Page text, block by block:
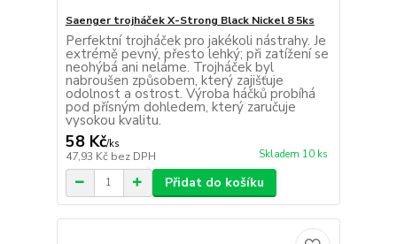
Saenger trojháček X-Strong Black Nickel 8 5ks
Perfektní trojháček pro jakékoli nástrahy. Je
extrémě pevný, přesto lehký; při zatížení se
neohýbá ani neláme. Trojháček byl
nabroušen způsobem, který zajišťuje
odolnost a ostrost. Výroba háčků probíhá
pod přísným dohledem, který zaručuje
vysokou kvalitu.
58 Kč/ks
47,93 Kč bez DPH Skladem 10 ks
Přidat do košíku